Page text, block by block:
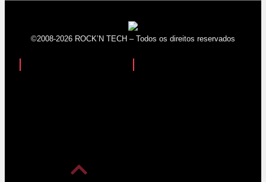
©2008-2026 ROCK’N TECH – Todos os direitos reservados